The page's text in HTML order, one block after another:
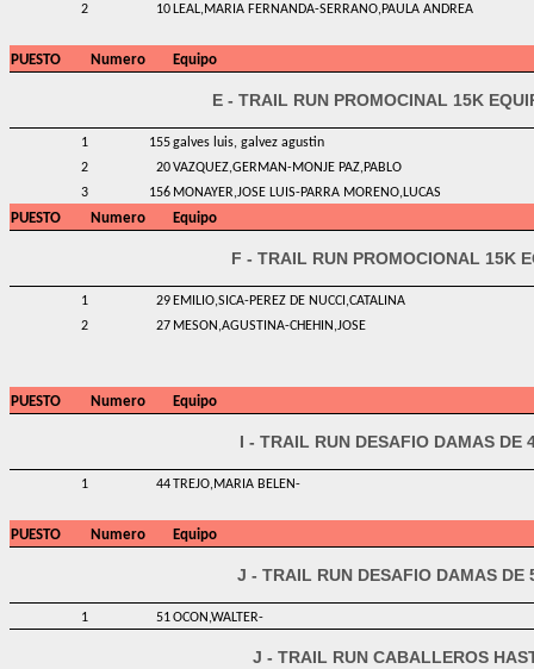
2
10 LEAL,MARIA FERNANDA-SERRANO,PAULA ANDREA
PUESTO Numero Equipo
E - TRAIL RUN PROMOCINAL 15K
1 155galves luis, galvez agustin
2
20VAZQUEZ,GERMAN-MONJE PAZ,PABLO
3
156 MONAYER,JOSE LUIS-PARRA MORENO,LUCAS
PUESTO Numero Equipo
F - TRAIL RUN PROMOCIONAL 15K
1 29 EMILIO,SICA-PEREZ DE NUCCI,CATALINA
2
27 MESON,AGUSTINA-CHEHIN,JOSE
PUESTO Numero Equipo
I - TRAIL RUN DESAFIO DAMAS DE
1 44TREJO,MARIA BELEN-
PUESTO Numero Equipo
J - TRAIL RUN DESAFIO DAMAS DE
1 51OCON,WALTER-
J - TRAIL RUN CABALLEROS